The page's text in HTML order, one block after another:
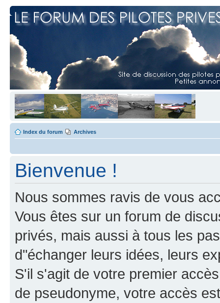
Index du forum Archives
Bienvenue !
Nous sommes ravis de vous
Vous êtes sur un forum de
privés, mais aussi à tous les
d"échanger leurs idées, leurs
S'il s'agit de votre premier
de pseudonyme, votre accès